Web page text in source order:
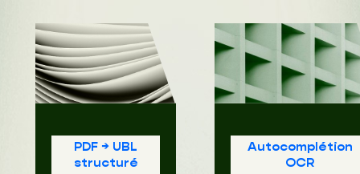
PDF → UBL
structuré
Autocomplétion
OCR